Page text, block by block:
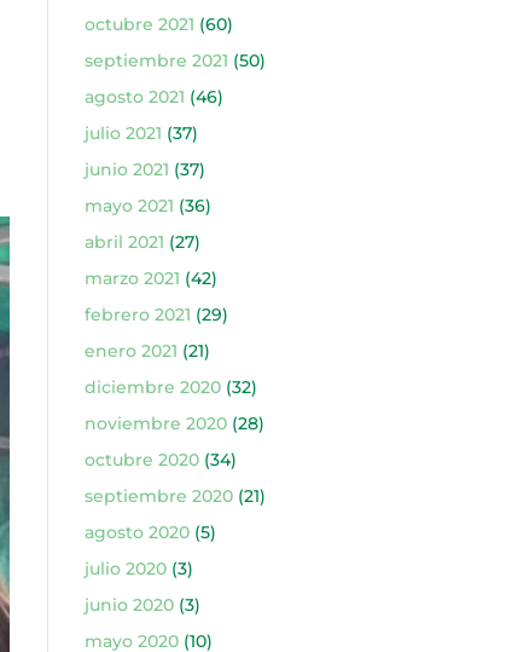
octubre 2021 (60)
septiembre 2021 (50)
agosto 2021 (46)
julio 2021 (37)
junio 2021 (37)
mayo 2021 (36)
abril 2021 (27)
marzo 2021 (42)
febrero 2021 (29)
enero 2021 (21)
diciembre 2020(32)
noviembre 2020(28)
octubre 2020(34)
septiembre 2020(21)
agosto 2020(5)
julio 2020(3)
junio 2020(3)
mayo 2020(10)